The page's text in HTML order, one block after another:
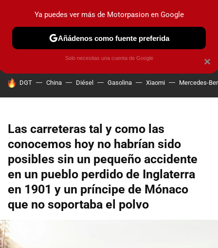
PRUEBAS COCHES ELÉCTRICOS OBSERVATORIO
HOY SE HABLA DE
DGT China Diésel Gasolina Xiaomi Mercedes-
Las carreteras tal y como las
conocemos hoy no habrían sido
posibles sin un pequeño accidente
en un pueblo perdido de Inglaterra
en 1901 y un príncipe de Mónaco
que no soportaba el polvo
×
Ya puedes ver más de Motorpasion en Google
Añádenos como fuente preferida
Solo necesitas una cuenta de Google